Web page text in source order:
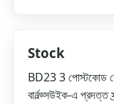
Stock
BD23 3 পোস্টকোড
বার্নল্ড্সউইক-এ প্রদত্ত